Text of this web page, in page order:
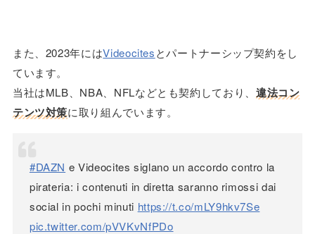
また、2023年にはVideocitesとパートナーシップ契約をし
ています。
当社はMLB、NBA、NFLなどとも契約しており、 違法コン
テンツ対策に取り組んでいます。
#DAZN e Videocites siglano un accordo contro la
pirateria: i contenuti in diretta saranno rimossi dai
social in pochi minuti https://t.co/mLY9hkv7Se
pic.twitter.com/pVVKvNfPDo